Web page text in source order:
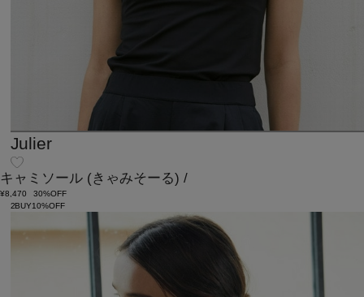
Julier
キャミソール (きゃみそーる) /
¥8,470
30%OFF
2BUY10%OFF